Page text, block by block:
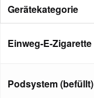
Gerätekategorie
Einweg-E-Zigarette
Podsystem (befüllt)